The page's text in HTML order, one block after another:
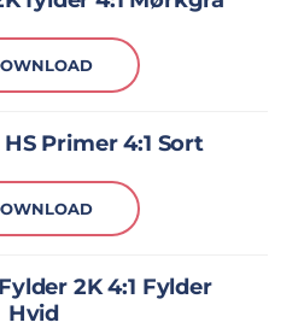
HS Primer 4:1 Sort
2K 4:1 Fylder
Hvid